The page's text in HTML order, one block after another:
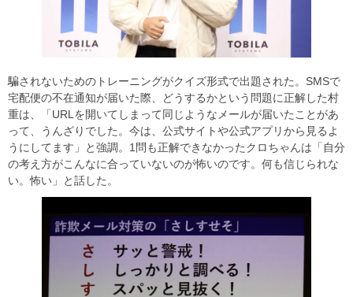
騙されないためのトレーニングがクイズ形式で出題された。SMSで
宅配便の不在通知が届いた際、どうするかという問題に正解した村
重は、「URLを開いてしまって同じようなメールが届いたことがあ
って、うんざりでした。今は、公式サイトや公式アプリから見るよ
うにしてます」と強調。1問も正解できなかったクロちゃんは「自分
の考え方がこんなに合っていないのが怖いのです。何も信じられな
い。怖い」と話した。